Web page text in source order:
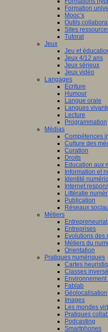
Formation
Mooc’s
Outils
Sites
Tutorat
Jeux
Jeu et
Jeux 4/12 ans
Jeux sérieux
Jeux vidéo
Langages
Ecriture
Humour
Langue orale
Langues
Lecture
Programmation
Médias
Compétences
Culture des
Curation
Droits
Education aux
Information et
Identité
Internet
Littératie
Publication
Réseaux
Métiers
Entrepreneuriat
Entreprises
Evolutions des
Métiers du
Orientation
Pratiques numériques
Cartes
Classes
Fablab
Géolocalisation
Images
Les mondes
Pratiques
Podcasting
Smartphones